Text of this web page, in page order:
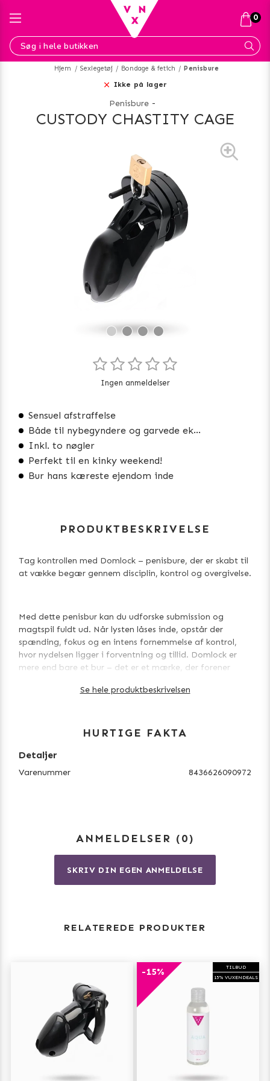
Hjem Sexlegetøj Bondage & fetich Penisbure
Ikke på lager
Penisbure -
CUSTODY CHASTITY CAGE
Sensuel afstraffelse
Både til nybegyndere og garvede eksperter
Inkl. to nøgler
Perfekt til en kinky weekend!
Bur hans kæreste ejendom inde
Ingen anmeldelser
PRODUKTBESKRIVELSE
Tag kontrollen med Domlock – penisbure, der er skabt til
at vække begær gennem disciplin, kontrol og overgivelse.
Med dette penisbur kan du udforske submission og
magtspil fuldt ud. Når lysten låses inde, opstår der
spænding, fokus og en intens fornemmelse af kontrol,
hvor nydelsen ligger i forventning og tillid. Domlock er
mere end bare et bur – det er et mærke, der forener
sikker og komfortabel brug, selv over længere tid. Den
lette konstruktion giver god luftcirkulation og en
behagelig pasform, mens den pålidelige låsemekanisme
holder alt sikkert på plads. Med fem pubisringe i
Sættet indeholder desuden flere sikkerheds- og
låsetilbehør, som giver dig fleksibilitet til at variere
graden af kontrol og leg. Perfekt til dig, der vil tage
dominansen et skridt videre – med præcision og
Mål: 8,2 × 4,1 cm
Indhold:
Se hele produktbeskrivelsen
HURTIGE FAKTA
Detaljer
Varenummer 8436626090972
ANMELDELSER 0
SKRIV DIN EGEN ANMELDELSE
RELATEREDE PRODUKTER
TILBUD
15% VUXENDEALS
-15%
0